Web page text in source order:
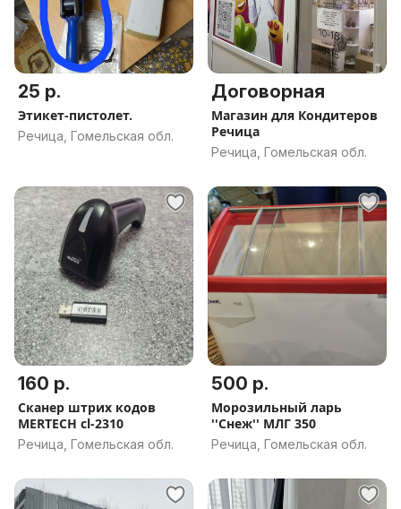
25 р.
Этикет-пистолет.
Речица, Гомельская обл.
Договорная
Магазин для Кондитеров
Речица
Речица, Гомельская обл.
160 р.
Сканер штрих кодов
MERTECH cl-2310
Речица, Гомельская обл.
500 р.
Морозильный ларь
''Снеж'' МЛГ 350
Речица, Гомельская обл.